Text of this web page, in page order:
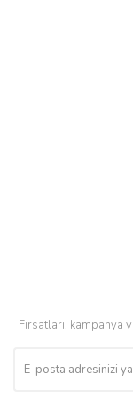
Fırsatları,